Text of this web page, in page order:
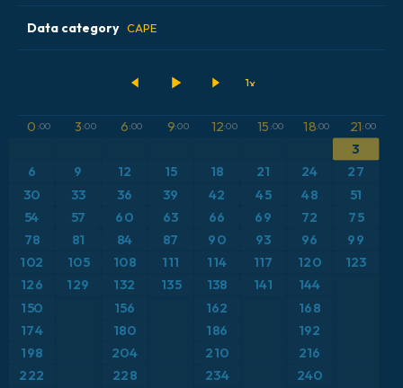
2026-08-06 12 UTC
ECMWF AIFS [AI]
ICON ドイツ 2 km
アイスランド
イタリア
オーストリア
ギリシャ
スイス
Data category CAPE
気温異常（2m）
気温異常（850hPa）
気温（2m）
気温（850hPa）
0 :00 3:00 6:00 9:00 12:00 15 :00 18:00 21:00
3
6
9 12 15 18 21 24 27
30 33 36 39 42 45 48
51
54
57 60 63 66 69 72 75
78 81 84 87 90 93 96
99
102
105 108 111 114 117 120
123
126
129 132 135 138 141
144
150
156 162
168
174
180 186
192
198
204 210 216
222 228 234 240